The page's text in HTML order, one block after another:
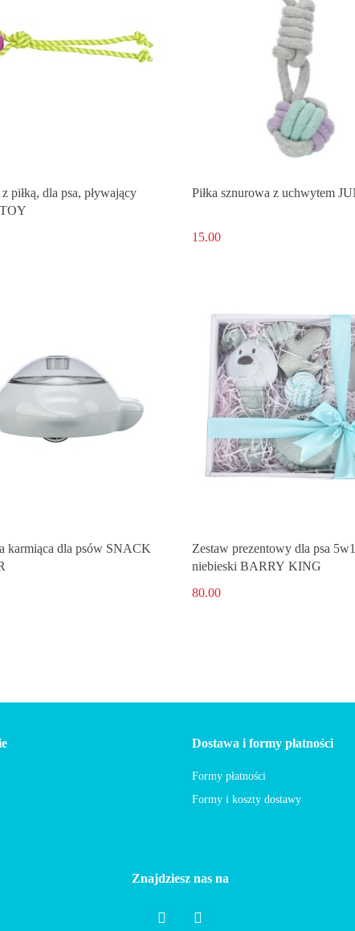
piłką, dla psa, pływający
Piłka sznurowa z uchwytem
15.00
karmiąca dla psów SNACK
Zestaw prezentowy dla psa
niebieski BARRY KING
80.00
Dostawa i formy płatności
Formy płatności
Formy i koszty dostawy
Znajdziesz nas na